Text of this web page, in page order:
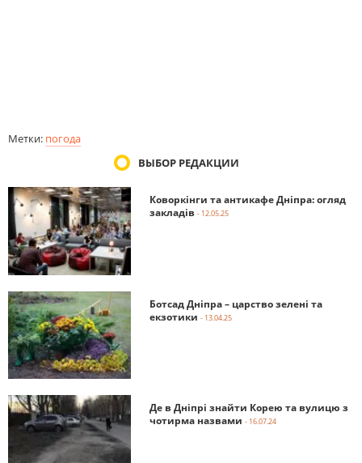
Метки: погода
ВЫБОР РЕДАКЦИИ
Коворкінги та антикафе Дніпра: огляд
закладів - 12.05.25
Ботсад Дніпра – царство зелені та
екзотики - 13.04.25
Де в Дніпрі знайти Корею та вулицю з
чотирма назвами - 16.07.24